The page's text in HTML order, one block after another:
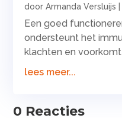
doorArmanda Versluijs
Een goed
ondersteunt het
klachten en
lees meer...
0 Reacties